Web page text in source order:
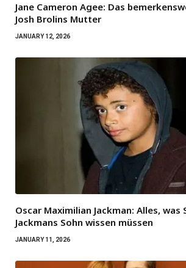
Jane Cameron Agee: Das
Josh Brolins Mutter
JANUARY 12, 2026
Oscar Maximilian Jackman: Alles, was
Jackmans Sohn wissen müssen
JANUARY 11, 2026